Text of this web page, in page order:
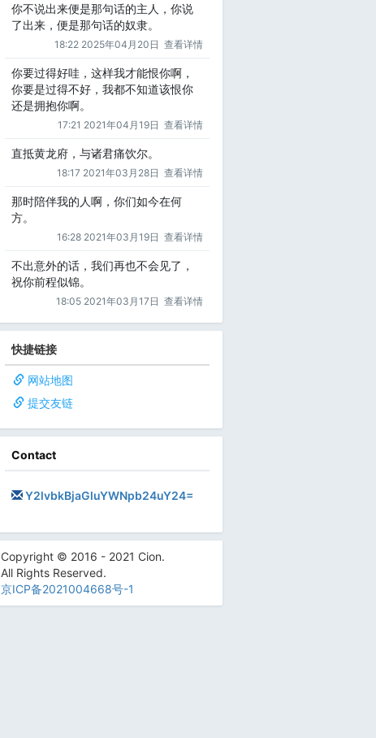
你不说出来便是那句话的主人，你说
了出来，便是那句话的奴隶。
18:22 2025年04月20日 查看详情
你要过得好哇，这样我才能恨你啊，
你要是过得不好，我都不知道该恨你
还是拥抱你啊。
17:21 2021年04月19日 查看详情
直抵黄龙府，与诸君痛饮尔。
18:17 2021年03月28日 查看详情
那时陪伴我的人啊，你们如今在何
方。
16:28 2021年03月19日 查看详情
不出意外的话，我们再也不会见了，
祝你前程似锦。
18:05 2021年03月17日 查看详情
快捷链接
网站地图
提交友链
Contact
Y2lvbkBjaGluYWNpb24uY24=
Copyright © 2016 - 2021 Cion.
All Rights Reserved.
京ICP备2021004668号-1